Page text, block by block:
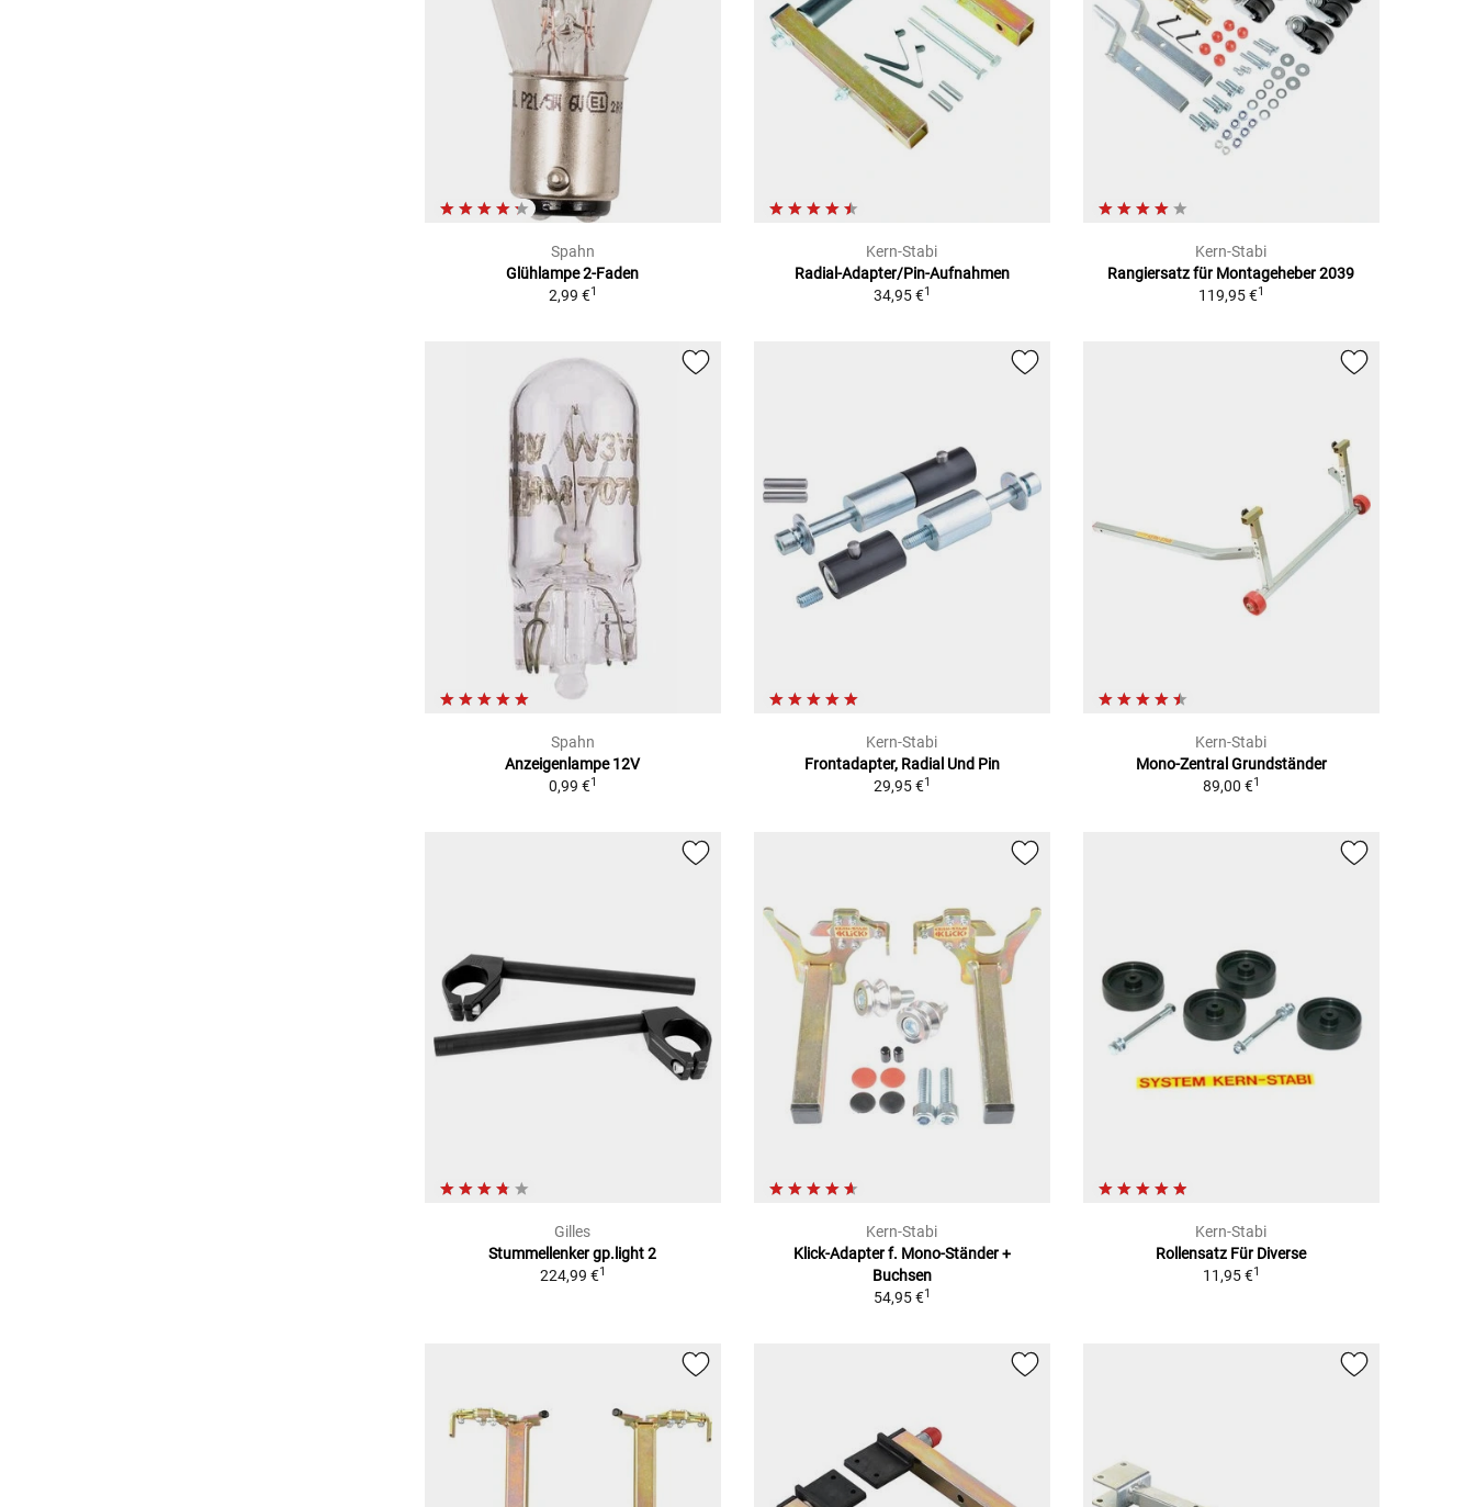
Spahn
Glühlampe 2-Faden
2,99 €1
Kern-Stabi
Radial-Adapter/Pin-Aufnahmen
34,95 €1
Kern-Stabi
Rangiersatz für Montageheber 2039
119,95 €1
Spahn
Anzeigenlampe 12V
0,99 €1
Kern-Stabi
Frontadapter, Radial Und Pin
29,95 €1
Kern-Stabi
Mono-Zentral Grundständer
89,00 €1
Gilles
Stummellenker gp.light 2
224,99 €1
Kern-Stabi
Klick-Adapter f. Mono-Ständer +
Buchsen
54,95 €1
Kern-Stabi
Rollensatz Für Diverse
11,95 €1